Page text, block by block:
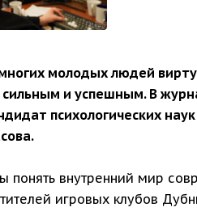
молодых людей
сильным и успешным. В
психологических
понять внутренний мир
игровых клубов